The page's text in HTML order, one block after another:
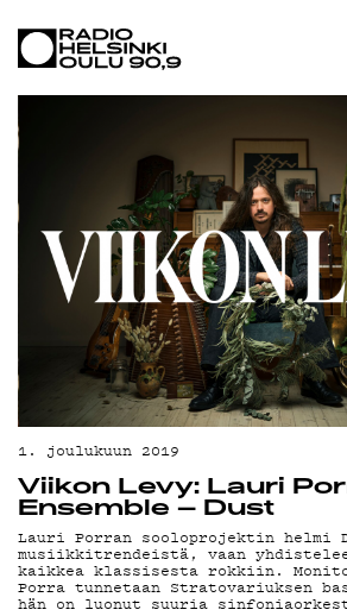
AJANKOHTAISTA
OHJELMAT
TEKIJÄT
ON-DEMAND
PODCAST
MAINOSTA
YHTEYSTIEDOT
G LIVELAB
YSTÄVÄKLUBI
TIETOSUOJA
KIRJAUDU SISÄÄN
1. joulukuun 2019
Viikon Levy: Lauri
Ensemble – Dust
Lauri Porran sooloprojektin
musiikkitrendeistä, vaan
kaikkea klassisesta rokkiin.
Porra tunnetaan Stratovariuksen
hän on luonut suuria